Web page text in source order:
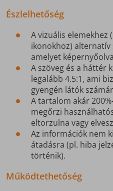
Észlelhetőség
A vizuális elemekhez
ikonokhoz) alternatív
amelyet
A szöveg és a háttér
legalább 4.5:1, ami
gyengén látók
A tartalom akár
megőrzi
eltorzulna vagy
Az információk nem
átadásra (pl. hiba
történik).
Működtethetőség